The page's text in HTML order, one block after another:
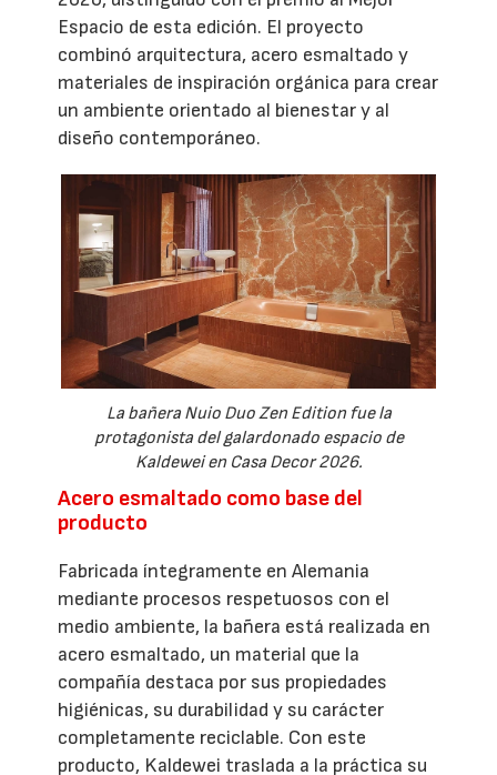
Espacio de esta edición. El proyecto
combinó arquitectura, acero esmaltado y
materiales de inspiración orgánica para crear
un ambiente orientado al bienestar y al
diseño contemporáneo.
La bañera Nuio Duo Zen Edition fue la
protagonista del galardonado espacio de
Kaldewei en Casa Decor 2026.
Acero esmaltado como base del
producto
Fabricada íntegramente en Alemania
mediante procesos respetuosos con el
medio ambiente, la bañera está realizada en
acero esmaltado, un material que la
compañía destaca por sus propiedades
higiénicas, su durabilidad y su carácter
completamente reciclable. Con este
producto, Kaldewei traslada a la práctica su